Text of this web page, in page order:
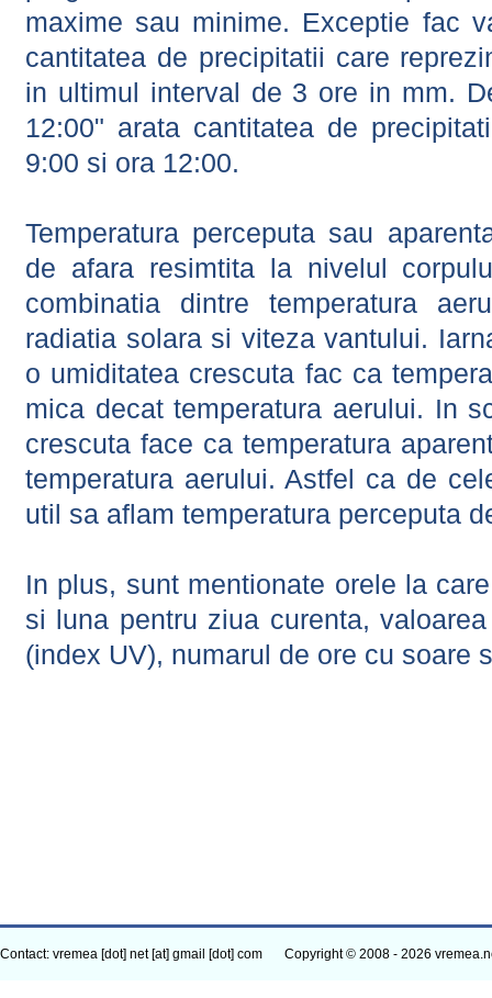
maxime sau minime. Exceptie fac
cantitatea de precipitatii care
in ultimul interval de 3 ore in mm.
12:00" arata cantitatea de
9:00 si ora 12:00.
Temperatura perceputa sau
de afara resimtita la nivelul
combinatia dintre temperatura
radiatia solara si viteza vantului.
o umiditatea crescuta fac ca
mica decat temperatura aerului. In
crescuta face ca temperatura
temperatura aerului. Astfel ca de
util sa aflam temperatura perceputa
In plus, sunt mentionate orele la
si luna pentru ziua curenta,
(index UV), numarul de ore cu soare
Contact: vremea [dot] net [at] gmail [dot] com Copyright © 2008 - 2026